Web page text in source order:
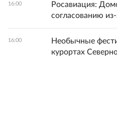
16:00
Росавиация:
согласованию
16:00
Необычные
курортах